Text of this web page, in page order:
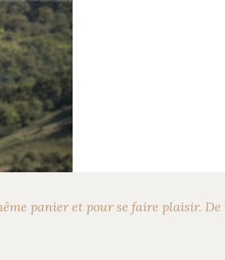
Next
panier et pour se faire plaisir. De